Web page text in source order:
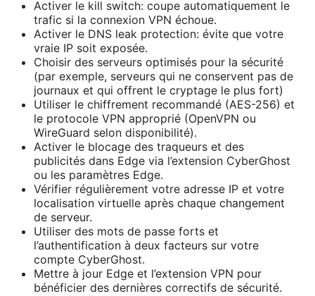
Activer le kill switch: coupe automatiquement le
trafic si la connexion VPN échoue.
Activer le DNS leak protection: évite que votre
vraie IP soit exposée.
Choisir des serveurs optimisés pour la sécurité
(par exemple, serveurs qui ne conservent pas de
journaux et qui offrent le cryptage le plus fort)
Utiliser le chiffrement recommandé (AES-256) et
le protocole VPN approprié (OpenVPN ou
WireGuard selon disponibilité).
Activer le blocage des traqueurs et des
publicités dans Edge via l’extension CyberGhost
ou les paramètres Edge.
Vérifier régulièrement votre adresse IP et votre
localisation virtuelle après chaque changement
de serveur.
Utiliser des mots de passe forts et
l’authentification à deux facteurs sur votre
compte CyberGhost.
Mettre à jour Edge et l’extension VPN pour
bénéficier des dernières correctifs de sécurité.